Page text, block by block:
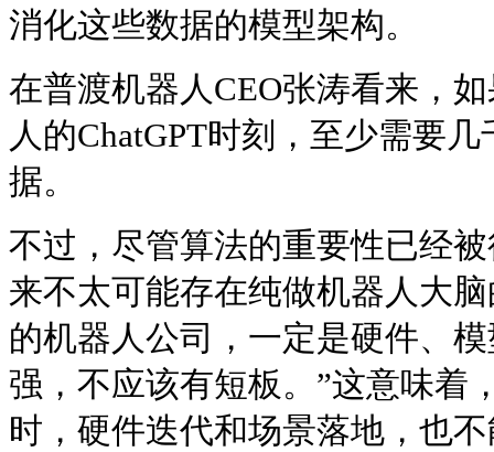
消化这些数据的模型架构。
在普渡机器人CEO张涛看来，
人的ChatGPT时刻，至少需要
据。
不过，尽管算法的重要性已经
来不太可能存在纯做机器人大
的机器人公司，一定是硬件、
强，不应该有短板。”这意味着
时，硬件迭代和场景落地，也